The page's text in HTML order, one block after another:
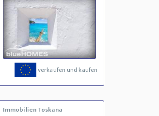
verkaufen und kaufen
Immobilien Toskana